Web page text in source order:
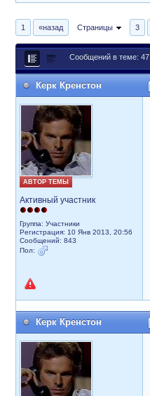
1 «назад Страницы 3
Сообщений в теме: 47
Керк Кренстон
АВТОР ТЕМЫ
Активный участник
Группа: Участники
Регистрация: 10 Янв 2013, 20:56
Сообщений: 843
Пол:
Керк Кренстон